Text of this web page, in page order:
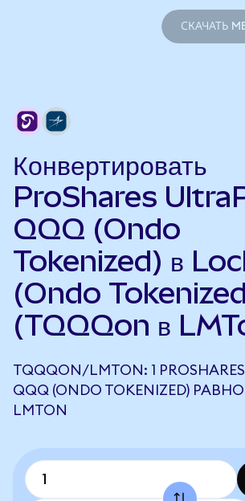
СКАЧАТЬ
Конвертировать
ProShares
QQQ (Ondo
Tokenized) в
(Ondo
(TQQQon в
TQQQON/LMTON: 1
QQQ (ONDO TOKENIZED) РАВНО
LMTON